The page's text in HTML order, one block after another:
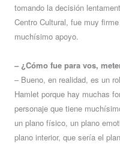
tomando la decisión
Centro Cultural, fue muy
muchísimo apoyo.
– ¿Cómo fue para vos,
– Bueno, en realidad, es un
Hamlet porque hay muchas
personaje que tiene
un plano físico, un plano
plano interior, que sería el